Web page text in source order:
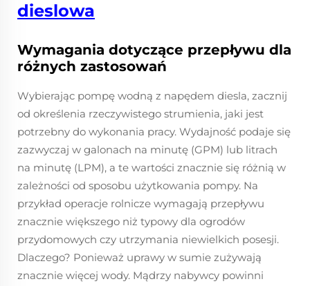
dieslowa
Wymagania dotyczące przepływu dla
różnych zastosowań
Wybierając pompę wodną z napędem diesla, zacznij
od określenia rzeczywistego strumienia, jaki jest
potrzebny do wykonania pracy. Wydajność podaje się
zazwyczaj w galonach na minutę (GPM) lub litrach
na minutę (LPM), a te wartości znacznie się różnią w
zależności od sposobu użytkowania pompy. Na
przykład operacje rolnicze wymagają przepływu
znacznie większego niż typowy dla ogrodów
przydomowych czy utrzymania niewielkich posesji.
Dlaczego? Ponieważ uprawy w sumie zużywają
znacznie więcej wody. Mądrzy nabywcy powinni